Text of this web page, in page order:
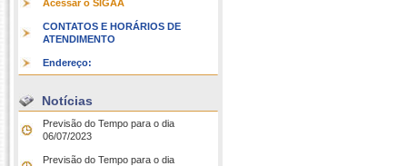
Acessar o SIGAA
CONTATOS E HORÁRIOS DE
ATENDIMENTO
Endereço:
Notícias
Previsão do Tempo para o dia
06/07/2023
Previsão do Tempo para o dia